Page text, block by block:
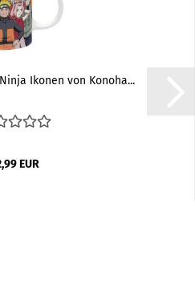
Ikonen von Konoha...
EUR